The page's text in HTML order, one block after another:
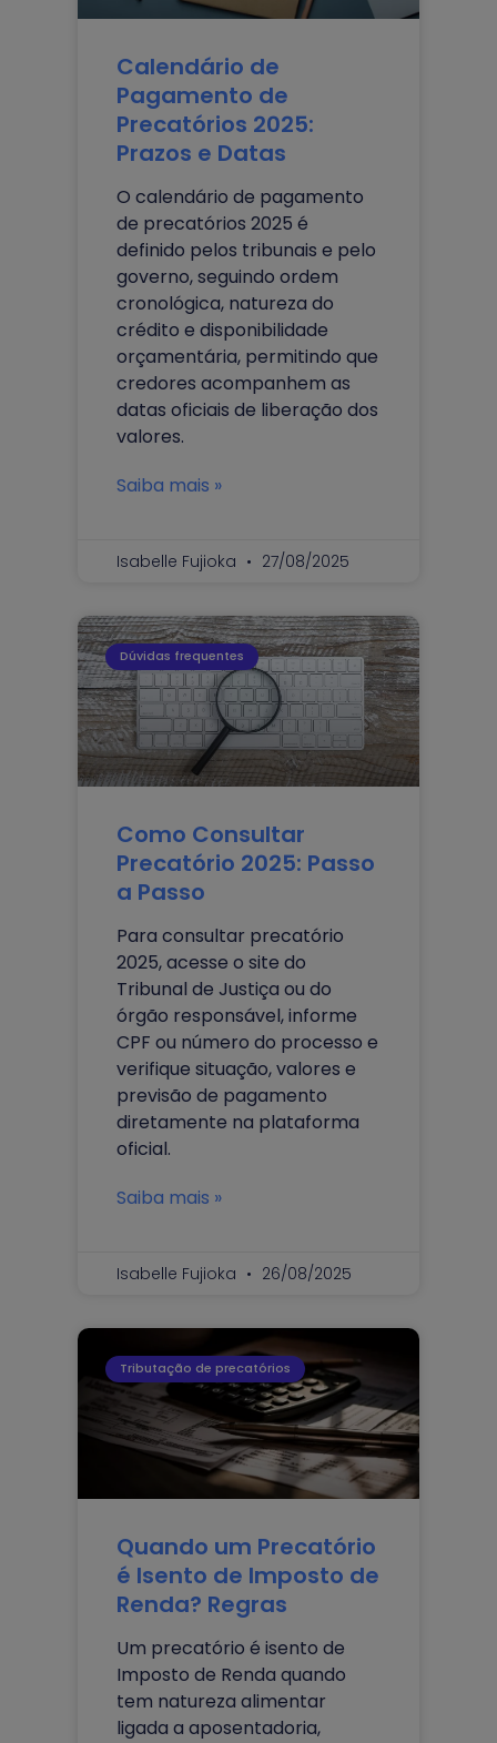
Calendário de
Pagamento de
Precatórios 2025:
Prazos e Datas
O calendário de pagamento
de precatórios 2025 é
definido pelos tribunais e pelo
governo, seguindo ordem
cronológica, natureza do
crédito e disponibilidade
orçamentária, permitindo que
credores acompanhem as
datas oficiais de liberação dos
valores.
Saiba mais »
Isabelle Fujioka 27/08/2025
Dúvidas frequentes
Como Consultar
Precatório 2025: Passo
a Passo
Para consultar precatório
2025, acesse o site do
Tribunal de Justiça ou do
órgão responsável, informe
CPF ou número do processo e
verifique situação, valores e
previsão de pagamento
diretamente na plataforma
oficial.
Saiba mais »
Isabelle Fujioka 26/08/2025
Tributação de precatórios
Quando um Precatório
é Isento de Imposto de
Renda? Regras
Um precatório é isento de
Imposto de Renda quando
tem natureza alimentar
ligada a aposentadoria,